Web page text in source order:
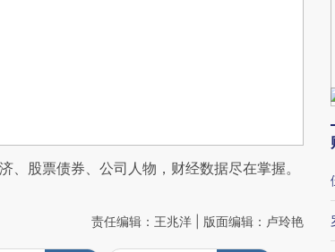
、股票债券、公司人物，财经数据尽在掌握。
责任编辑：王兆洋 | 版面编辑：卢玲艳